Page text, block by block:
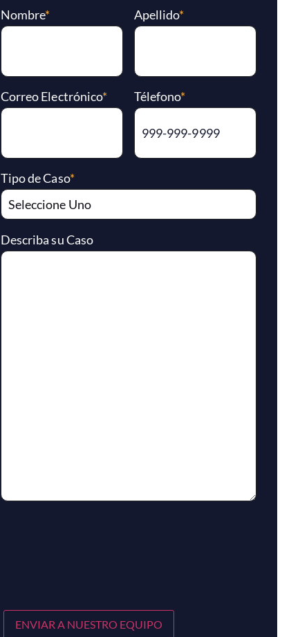
Nombre* Apellido*
Correo Electrónico* Télefono*
Tipo de Caso*
Describa su Caso
ENVIAR A NUESTRO EQUIPO